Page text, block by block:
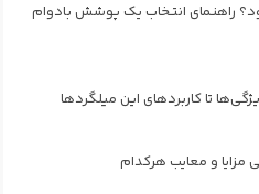
راهنمای انتخاب یک پوشش بادوام
مزایا و معایب هرکدام